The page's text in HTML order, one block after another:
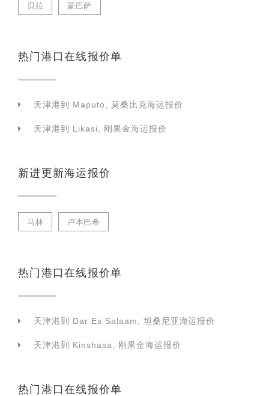
贝拉 蒙巴萨
热门港口在线报价单
天津港到 Maputo, 莫桑比克海运报价
天津港到 Likasi, 刚果金海运报价
新进更新海运报价
马林 卢本巴希
热门港口在线报价单
天津港到 Dar Es Salaam, 坦桑尼亚海运报价
天津港到 Kinshasa, 刚果金海运报价
热门港口在线报价单